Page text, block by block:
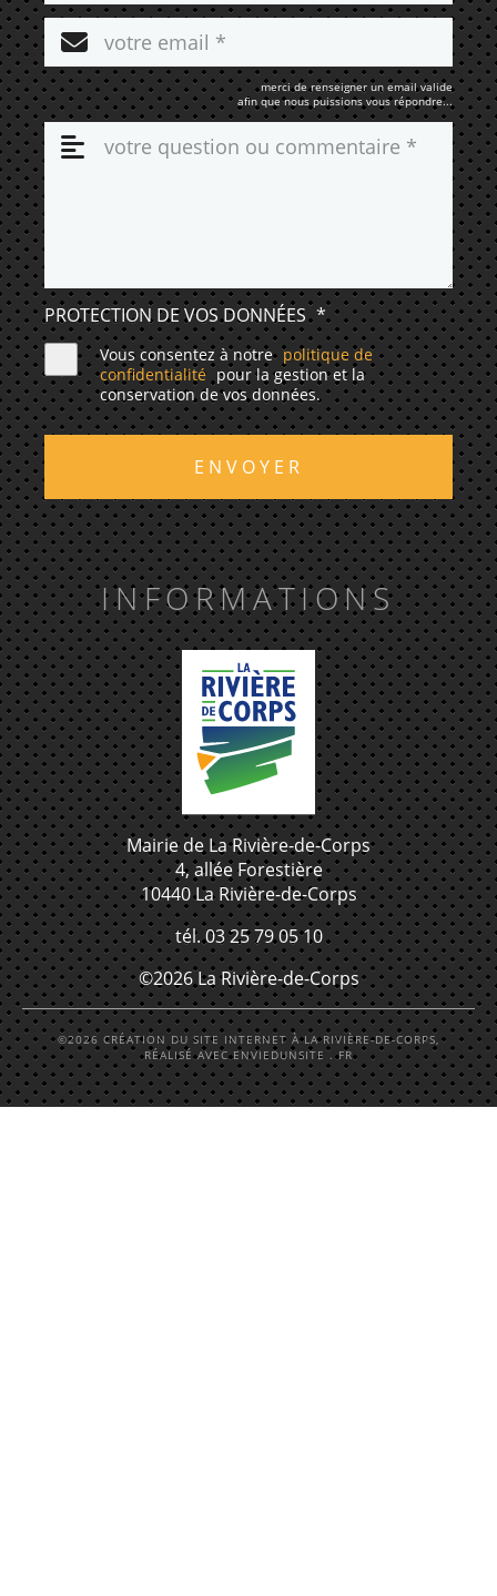
merci de renseigner un email valide
afin que nous puissions vous répondre...
PROTECTION DE VOS DONNÉES *
Vous consentez à notre politique de
confidentialité pour la gestion et la
conservation de vos données.
ENVOYER
INFORMATIONS
Mairie de La Rivière-de-Corps
4, allée Forestière
10440 La Rivière-de-Corps
tél. 03 25 79 05 10
©2026 La Rivière-de-Corps
©2026 CRÉATION DU SITE INTERNET À LA RIVIÈRE-DE-CORPS,
RÉALISÉ AVEC ENVIEDUNSITE . FR